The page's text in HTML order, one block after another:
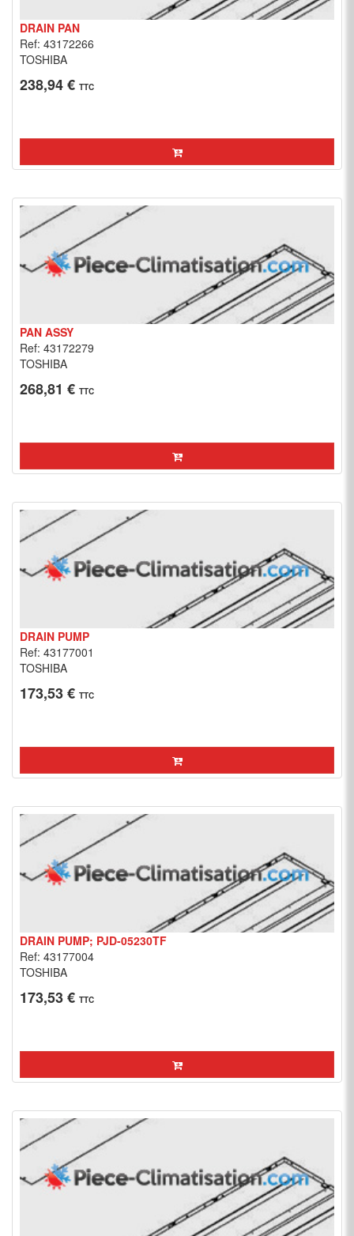
DRAIN PAN
Ref: 43172266
TOSHIBA
238,94 € TTC
PAN ASSY
Ref: 43172279
TOSHIBA
268,81 € TTC
DRAIN PUMP
Ref: 43177001
TOSHIBA
173,53 € TTC
DRAIN PUMP; PJD-05230TF
Ref: 43177004
TOSHIBA
173,53 € TTC